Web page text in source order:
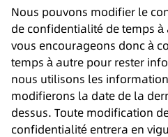
Nous pouvons modifier le
de confidentialité de temps
vous encourageons donc à
temps à autre pour rester
nous utilisons les
modifierons la date de la
dessus. Toute modification
confidentialité entrera en